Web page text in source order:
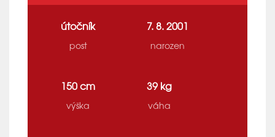
útočník
post
7. 8. 2001
narozen
150 cm
výška
39 kg
váha